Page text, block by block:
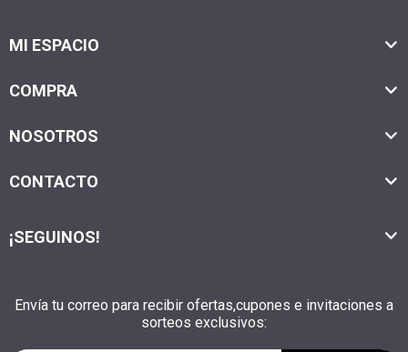
MI ESPACIO
COMPRA
NOSOTROS
CONTACTO
Envía tu correo para recibir ofertas,cupones e invitaciones a
sorteos exclusivos:
¡SEGUINOS!